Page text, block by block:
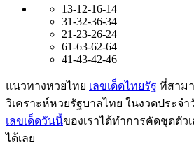
13-12-16-14
31-32-36-34
21-23-26-24
61-63-62-64
41-43-42-46
แนวทางหวยไทย เลขเด็ดไทยรัฐ ที่สาม
วิเคราะห์หวยรัฐบาลไทย ในงวดประจำ
เลขเด็ดวันนี้ของเราได้ทำการคัดชุดตั
ได้เลย